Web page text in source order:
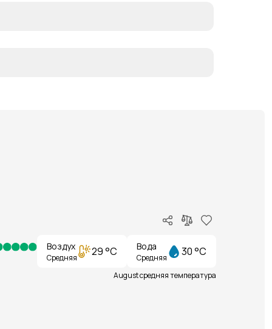
Воздух
Средняя 29 °C Вода
Средняя 30 °C
August средняя температура